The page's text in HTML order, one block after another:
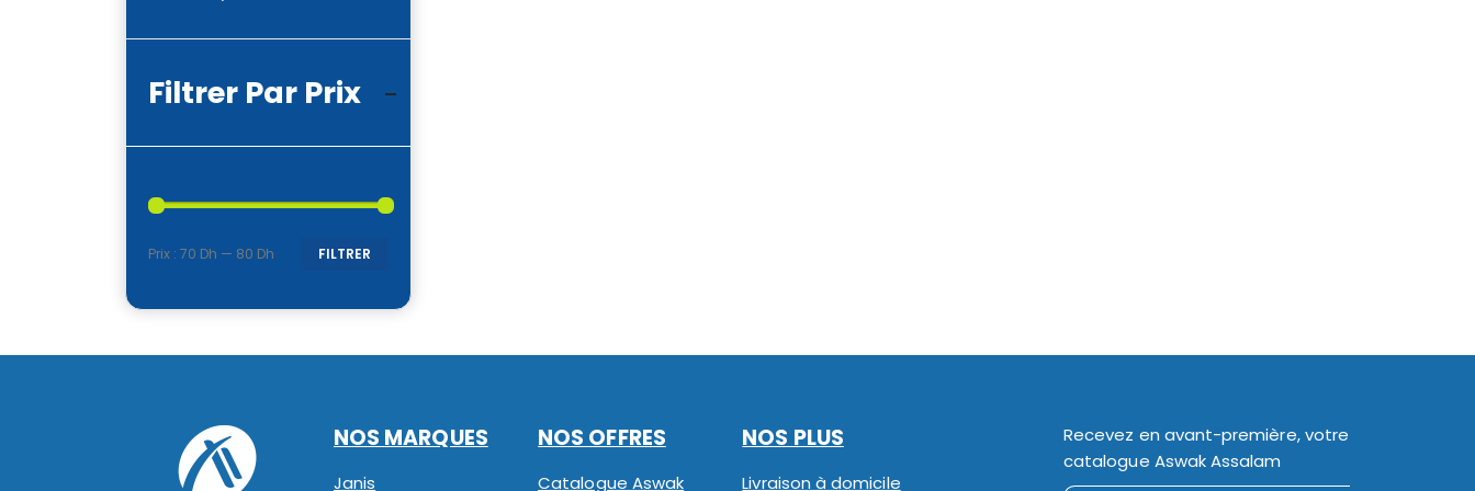
Filtrer Par Prix
FILTRER
Prix : 70 Dh — 80 Dh
NOS MARQUES
Janis
NOS OFFRES
Catalogue Aswak
NOS PLUS
Livraison à domicile
Recevez en avant-première, votre
catalogue Aswak Assalam